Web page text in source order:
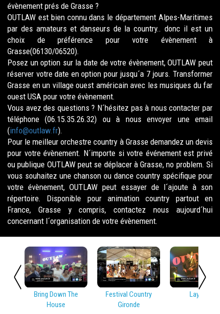
évènement prés de Grasse ?
OUTLAW est bien connu dans le département Alpes-Maritimes
par des amateurs et danseurs de la country.. donc il est un
choix de préférence pour votre évènement à
Grasse(06130/06520).
Posez un option sur la date de votre évènement, OUTLAW peut
réserver votre date en option pour jusqu´a 7 jours. Transformer
Grasse en un village ouest américain avec les musiques du far
ouest USA pour votre évènement.
Vous avez des questions ? N´hésitez pas à nous contacter par
téléphone (06.15.35.26.32) ou à nous envoyer une email
(info@outlaw.fr).
Pour le meilleur orchestre country à Grasse demandez un devis
pour votre évènement. N´importe si votre événement est privé
ou publique OUTLAW peut se déplacer à Grasse, no problem. Si
vous souhaitez une chanson ou dance country spécifique pour
votre évènement, OUTLAW peut essayer de l´ajoute à son
répertoire. Disponible pour animation country partout en
France, Grasse y compris, contactez nous aujourd´hui
concernant l´organisation de votre évènement.
Bring Down The
House
Festival Country
Gironde
Lay Low